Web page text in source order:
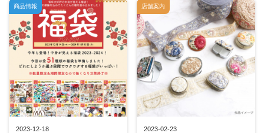
2023-12-18
商品情報
2023-02-23
店舗案内